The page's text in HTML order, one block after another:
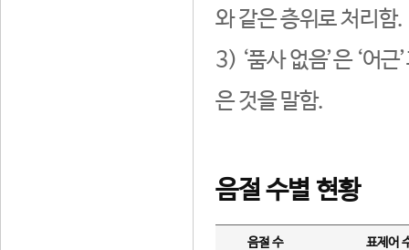
와 같은 층위로 처리함.
3) ‘품사 없음’은 ‘어
은 것을 말함.
음절 수별 현황
음절 수 표제어